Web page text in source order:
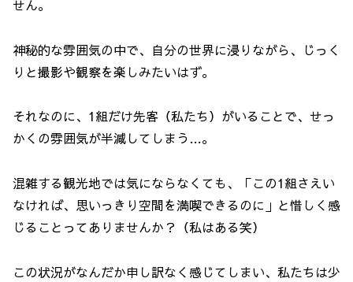
せん。
神秘的な雰囲気の中で、自分の世界に浸りながら、じっく
りと撮影や観察を楽しみたいはず。
それなのに、1組だけ先客（私たち）がいることで、せっ
かくの雰囲気が半減してしまう…。
混雑する観光地では気にならなくても、「この1組さえい
なければ、思いっきり空間を満喫できるのに」と惜しく感
じることってありませんか？（私はある笑）
この状況がなんだか申し訳なく感じてしまい、私たちは少